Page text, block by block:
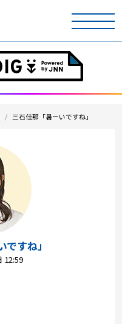
三石佳那「暑ーいですね」
すね」
12:59